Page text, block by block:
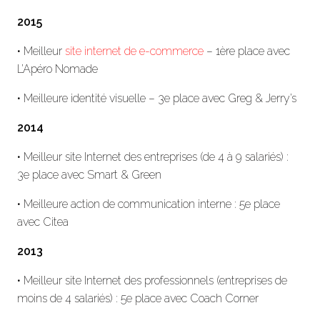
2015
• Meilleur site internet de e-commerce – 1ère place avec
L’Apéro Nomade
• Meilleure identité visuelle – 3e place avec Greg & Jerry’s
2014
• Meilleur site Internet des entreprises (de 4 à 9 salariés) :
3e place avec Smart & Green
• Meilleure action de communication interne : 5e place
avec Citea
2013
• Meilleur site Internet des professionnels (entreprises de
moins de 4 salariés) : 5e place avec Coach Corner